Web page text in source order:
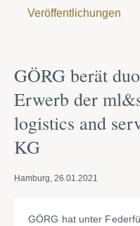
Veröffentlichungen
GÖRG berät
Erwerb der
logistics and
KG
Hamburg, 26.01.2021
GÖRG hat unter